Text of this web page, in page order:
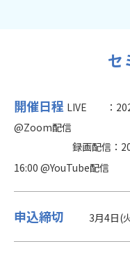
セ
開催日程 LIVE ：
@Zoom配信
録画配信：2025年
16:00 @YouTube配信
申込締切 3月4日(